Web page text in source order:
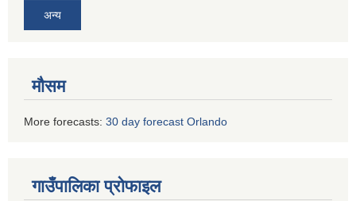
अन्य
मौसम
More forecasts: 30 day forecast Orlando
गाउँपालिका प्रोफाइल